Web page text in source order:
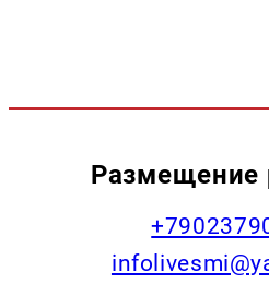
Размещение